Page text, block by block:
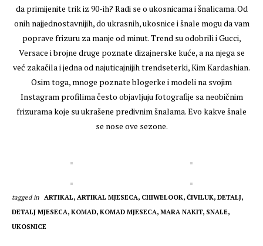
da primijenite trik iz 90-ih? Radi se o ukosnicama i šnalicama. Od
onih najjednostavnijih, do ukrasnih, ukosnice i šnale mogu da vam
poprave frizuru za manje od minut. Trend su odobrili i Gucci,
Versace i brojne druge poznate dizajnerske kuće, a na njega se
već zakačila i jedna od najuticajnijih trendseterki, Kim Kardashian.
Osim toga, mnoge poznate blogerke i modeli na svojim
Instagram profilima često objavljuju fotografije sa neobičnim
frizurama koje su ukrašene predivnim šnalama. Evo kakve šnale
se nose ove sezone.
tagged in ARTIKAL, ARTIKAL MJESECA, CHIWELOOK, ČIVILUK, DETALJ,
DETALJ MJESECA, KOMAD, KOMAD MJESECA, MARA NAKIT, SNALE,
UKOSNICE